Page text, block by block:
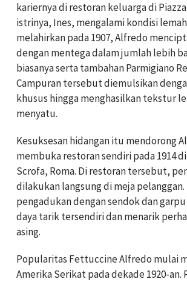
kariernya di restoran keluarga di
istrinya, Ines, mengalami kondisi
melahirkan pada 1907, Alfredo
dengan mentega dalam jumlah lebih
biasanya serta tambahan Parmigiano
Campuran tersebut diemulsikan
khusus hingga menghasilkan tekstur
menyatu.
Kesuksesan hidangan itu mendorong
membuka restoran sendiri pada 1914
Scrofa, Roma. Di restoran tersebut,
dilakukan langsung di meja
pengadukan dengan sendok dan
daya tarik tersendiri dan menarik
asing.
Popularitas Fettuccine Alfredo mulai
Amerika Serikat pada dekade 1920-an.